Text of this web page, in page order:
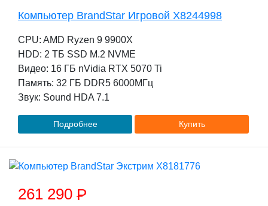
Компьютер BrandStar Игровой X8244998
CPU: AMD Ryzen 9 9900X
HDD: 2 TБ SSD M.2 NVME
Видео: 16 ГБ nVidia RTX 5070 Ti
Память: 32 ГБ DDR5 6000МГц
Звук: Sound HDA 7.1
Подробнее Купить
261 290 P